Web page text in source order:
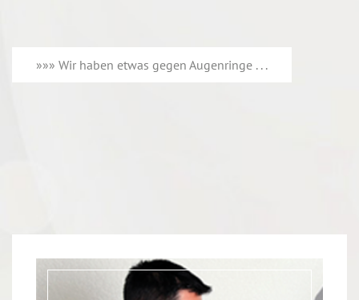
»»» Wir haben etwas gegen Augenringe . . .